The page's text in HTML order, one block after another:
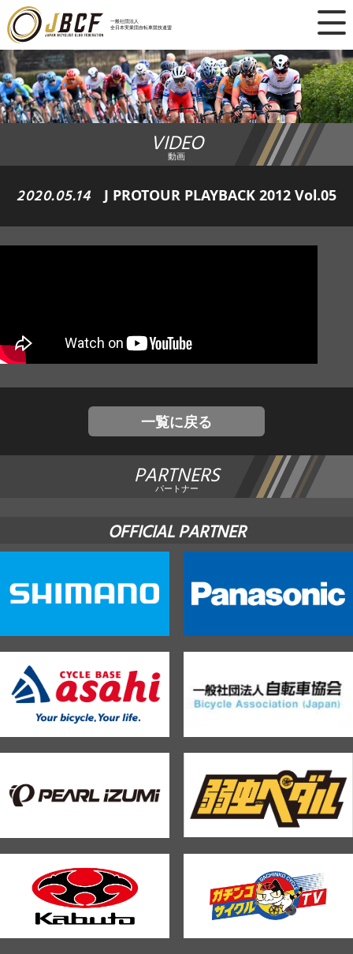
一般社団法人
全日本実業団自転車競技連盟
×
ニュース
レース日程
ランキング
チーム・選手
エントリー
JBCF ROAD SERIESとは
VIDEO
動画
2020.05.14 J PROTOUR PLAYBACK 2012 Vol.05
一覧に戻る
PARTNERS
パートナー
OFFICIAL PARTNER